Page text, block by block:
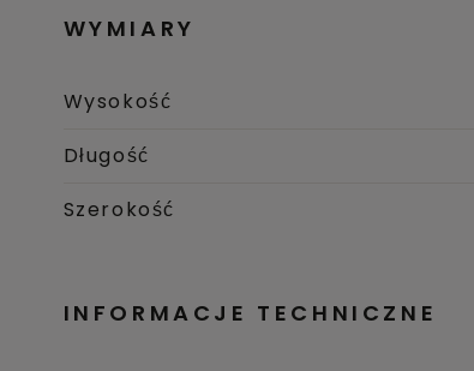
WYMIARY
Wysokość
Długość
Szerokość
INFORMACJE TECHNICZNE